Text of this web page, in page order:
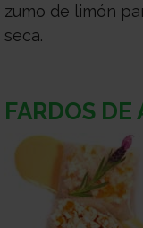
zumo de limón
seca.
FARDOS